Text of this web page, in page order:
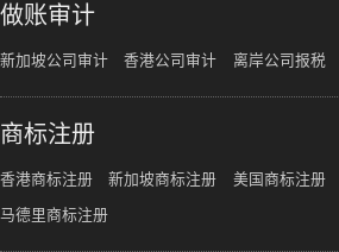
做账审计
新加坡公司审计 香港公司审计 离岸公司报税
商标注册
香港商标注册 新加坡商标注册 美国商标注册
马德里商标注册